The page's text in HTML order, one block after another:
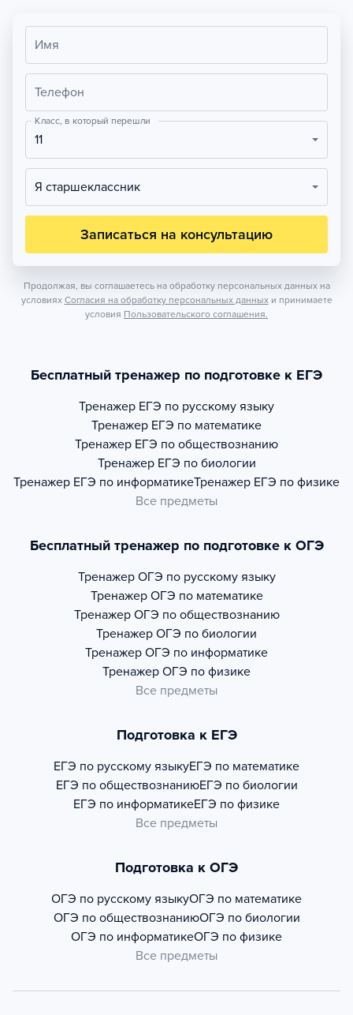
Имя
Телефон
Класс, в который перешли
11
Я старшеклассник
Записаться на консультацию
Продолжая, вы соглашаетесь на обработку персональных данных на
условиях Согласия на обработку персональных данных и принимаете
условия Пользовательского соглашения.
Бесплатный тренажер по подготовке к ЕГЭ
Тренажер ЕГЭ по русскому языку
Тренажер ЕГЭ по математике
Тренажер ЕГЭ по обществознанию
Тренажер ЕГЭ по биологии
Тренажер ЕГЭ по информатикеТренажер ЕГЭ по физике
Все предметы
Бесплатный тренажер по подготовке к ОГЭ
Тренажер ОГЭ по русскому языку
Тренажер ОГЭ по математике
Тренажер ОГЭ по обществознанию
Тренажер ОГЭ по биологии
Тренажер ОГЭ по информатике
Тренажер ОГЭ по физике
Все предметы
Подготовка к ЕГЭ
ЕГЭ по русскому языкуЕГЭ по математике
ЕГЭ по обществознаниюЕГЭ по биологии
ЕГЭ по информатикеЕГЭ по физике
Все предметы
Подготовка к ОГЭ
ОГЭ по русскому языкуОГЭ по математике
ОГЭ по обществознаниюОГЭ по биологии
ОГЭ по информатикеОГЭ по физике
Все предметы